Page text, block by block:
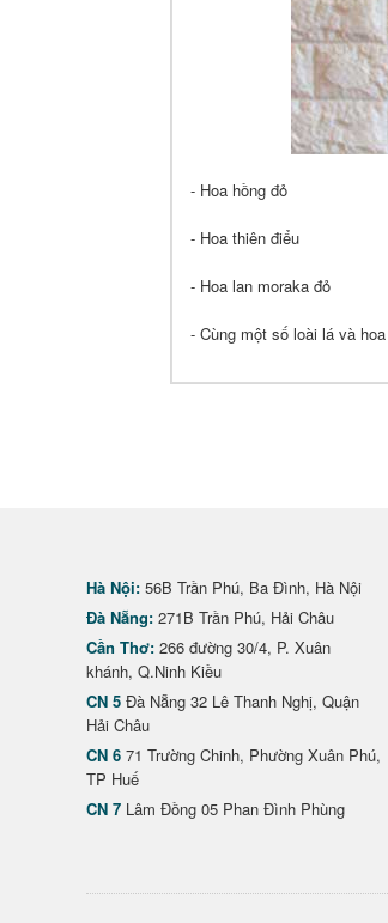
- Hoa hồng đỏ
- Hoa thiên điểu
- Hoa lan moraka đỏ
- Cùng một số loài lá và
Hà Nội: 56B Trần Phú, Ba Đình, Hà Nội
Đà Nẵng: 271B Trần Phú, Hải Châu
Cần Thơ: 266 đường 30/4, P. Xuân
khánh, Q.Ninh Kiều
CN 5 Đà Nẵng 32 Lê Thanh Nghị, Quận
Hải Châu
CN 6 71 Trường Chinh, Phường Xuân Phú,
TP Huế
CN 7 Lâm Đồng 05 Phan Đình Phùng